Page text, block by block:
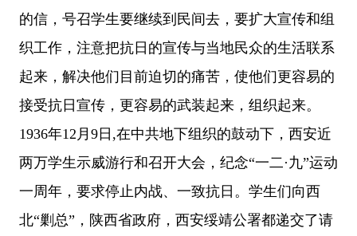
的信，号召学生要继续到民间去，要扩大宣传和组
织工作，注意把抗日的宣传与当地民众的生活联系
起来，解决他们目前迫切的痛苦，使他们更容易的
接受抗日宣传，更容易的武装起来，组织起来。
1936年12月9日,在中共地下组织的鼓动下，西安近
两万学生示威游行和召开大会，纪念“一二·九”运动
一周年，要求停止内战、一致抗日。学生们向西
北“剿总”，陕西省政府，西安绥靖公署都递交了请